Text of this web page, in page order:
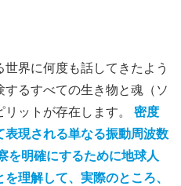
界に何度も話してきたよう
るすべての生き物と魂（ソ
ットが存在します。 密度
現される単なる振動周波数
を明確にするために地球人
理解して、実際のところ、